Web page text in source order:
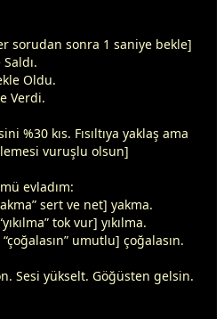
sorudan sonra 1 saniye bekle]
Oldu.
Verdi.
%30 kıs. Fısıltıya yaklaş ama
vuruşlu olsun]
evladım:
sert ve net] yakma.
tok vur] yıkılma.
umutlu] çoğalasın.
Sesi yükselt. Göğüsten gelsin.